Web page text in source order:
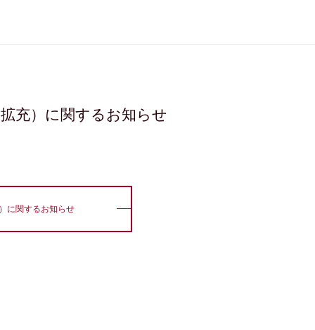
充）に関するお知らせ
に関するお知らせ